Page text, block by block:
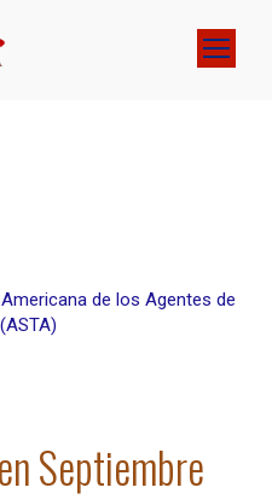
de los Agentes de
Septiembre